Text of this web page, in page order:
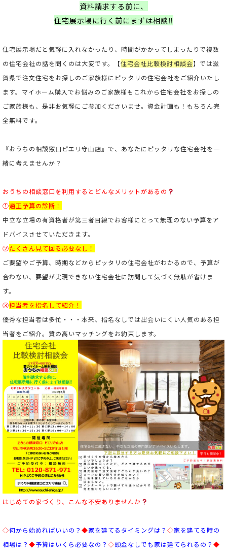
資料請求する前に、
住宅展示場に行く前にまずは相談‼
住宅展示場だと気軽に入れなかったり、時間がかかってしまったりで複数
の住宅会社の話を聞くのは大変です。【住宅会社比較検討相談会】では滋
賀県で注文住宅をお探しのご家族様にピッタリの住宅会社をご紹介いたし
ます。マイホーム購入でお悩みのご家族様もこれから住宅会社をお探しの
ご家族様も、是非お気軽にご参加くださいませ。資金計画も！もちろん完
全無料です。
『おうちの相談窓口ピエリ守山店』で、あなたにピッタリな住宅会社を一
緒に考えませんか？
おうちの相談窓口を利用するとどんなメリットがあるの
①適正予算の診断！
中立な立場の有資格者が第三者目線でお客様にとって無理のない予算をア
ドバイスさせていただきます。
②たくさん見て回る必要なし！
ご要望やご予算、時期などからピッタリの住宅会社がわかるので、予算が
合わない、要望が実現できない住宅会社に訪問して気づく無駄が省けま
す。
③担当者を指名して紹介！
優秀な担当者は多忙・・・本来、指名なしでは出会いにくい人気のある担
当者をご紹介。 質の高いマッチングをお約束します。
はじめての家づくり、こんな不安ありませんか
◇何から始めればいいの？ ◆家を建てるタイミングは？ ◇家を建てる時の
相場は？ ◆予算はいくら必要なの ？ ◇頭金なしでも家は建てられるの？ ◆